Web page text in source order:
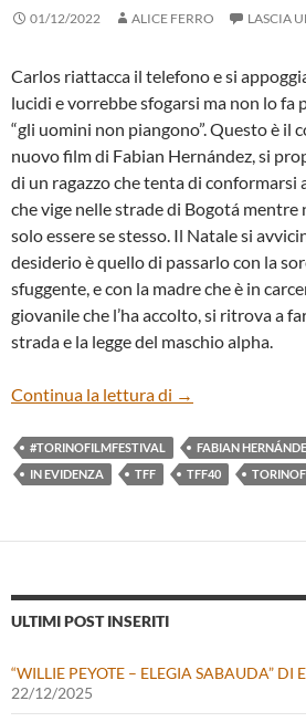
01/12/2022 ALICE FERRO LASCIA
Carlos riattacca il telefono e si
lucidi e vorrebbe sfogarsi ma non lo fa
“gli uomini non piangono”. Questo è il
nuovo film di Fabian Hernández, si
di un ragazzo che tenta di conformarsi
che vige nelle strade di Bogotá
solo essere se stesso. Il Natale si
desiderio è quello di passarlo con la
sfuggente, e con la madre che è in
giovanile che l’ha accolto, si ritrova a
strada e la legge del maschio alpha.
Continua la lettura di “UN VARÓN”
→
#TORINOFILMFESTIVAL FABIAN
IN EVIDENZA
TFF TFF40
ULTIMI POST INSERITI
“WILLIE PEYOTE – ELEGIA SABAUDA” DI
22/12/2025